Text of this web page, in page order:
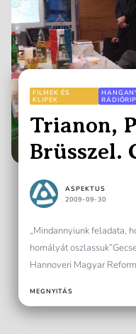
FILMEK ÉS
KLIPEK
Trianon,
Brüsszel.
ASPEKTUS
2009-09-30
„Mindannyiunk feladata,
homályát
Hannoveri Magyar
MEGNYITÁS